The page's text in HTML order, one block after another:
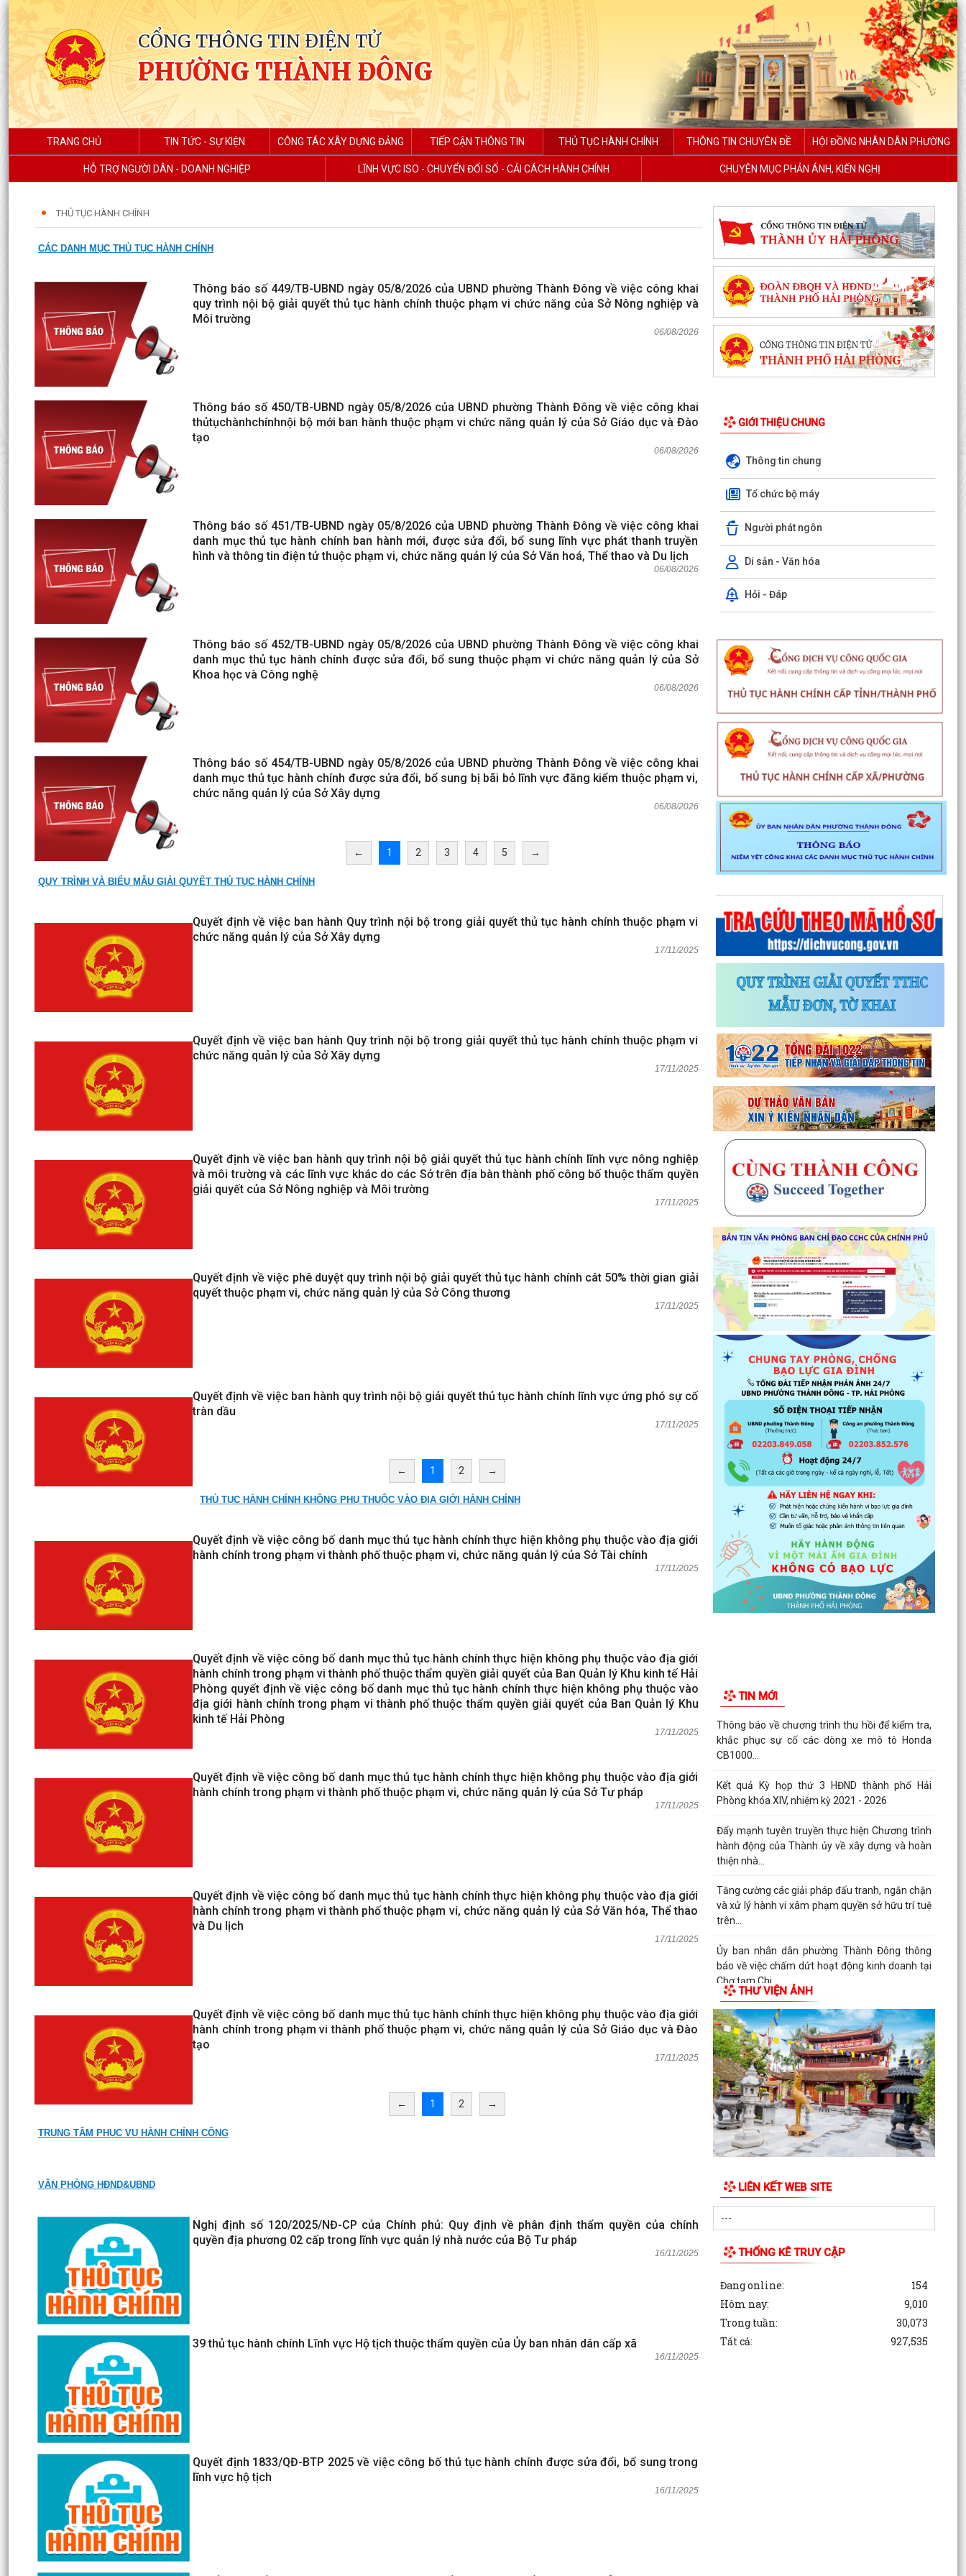
CỔNG THÔNG TIN ĐIỆN TỬ
PHƯỜNG THÀNH ĐÔNG
TRANG CHỦ TIN TỨC - SỰ KIỆN CÔNG TÁC XÂY DỰNG ĐẢNG TIẾP CẬN THÔNG TIN THỦ TỤC HÀNH CHÍNH THÔNG TIN CHUYÊN ĐỀ HỘI ĐỒNG NHÂN DÂN PHƯỜNG
HỖ TRỢ NGƯỜI DÂN - DOANH NGHIỆP LĨNH VỰC ISO - CHUYỂN ĐỔI SỐ - CẢI CÁCH HÀNH CHÍNH CHUYÊN MỤC PHẢN ÁNH, KIẾN NGHỊ
THỦ TỤC HÀNH CHÍNH
CÁC DANH MỤC THỦ TỤC HÀNH CHÍNH
Thông báo số 449/TB-UBND ngày 05/8/2026 của UBND phường Thành Đông về việc công khai
quy trình nội bộ giải quyết thủ tục hành chính thuộc phạm vi chức năng của Sở Nông nghiệp và
Môi trường
06/08/2026
Thông báo số 450/TB-UBND ngày 05/8/2026 của UBND phường Thành Đông về việc công khai
thủtụchànhchínhnội bộ mới ban hành thuộc phạm vi chức năng quản lý của Sở Giáo dục và Đào
tạo
06/08/2026
Thông báo số 451/TB-UBND ngày 05/8/2026 của UBND phường Thành Đông về việc công khai
danh mục thủ tục hành chính ban hành mới, được sửa đổi, bổ sung lĩnh vực phát thanh truyền
hình và thông tin điện tử thuộc phạm vi, chức năng quản lý của Sở Văn hoá, Thể thao và Du lịch
06/08/2026
Thông báo số 452/TB-UBND ngày 05/8/2026 của UBND phường Thành Đông về việc công khai
danh mục thủ tục hành chính được sửa đổi, bổ sung thuộc phạm vi chức năng quản lý của Sở
Khoa học và Công nghệ
06/08/2026
Thông báo số 454/TB-UBND ngày 05/8/2026 của UBND phường Thành Đông về việc công khai
danh mục thủ tục hành chính được sửa đổi, bổ sung bị bãi bỏ lĩnh vực đăng kiểm thuộc phạm vi,
chức năng quản lý của Sở Xây dựng
06/08/2026
← 1 2 3 4 5 →
QUY TRÌNH VÀ BIỂU MẪU GIẢI QUYẾT THỦ TỤC HÀNH CHÍNH
Quyết định về việc ban hành Quy trình nội bộ trong giải quyết thủ tục hành chính thuộc phạm vi
chức năng quản lý của Sở Xây dựng
17/11/2025
Quyết định về việc ban hành Quy trình nội bộ trong giải quyết thủ tục hành chính thuộc phạm vi
chức năng quản lý của Sở Xây dựng
17/11/2025
Quyết định về việc ban hành quy trình nội bộ giải quyết thủ tục hành chính lĩnh vực nông nghiệp
và môi trường và các lĩnh vực khác do các Sở trên địa bàn thành phố công bố thuộc thẩm quyền
giải quyết của Sở Nông nghiệp và Môi trường
17/11/2025
Quyết định về việc phê duyệt quy trình nội bộ giải quyết thủ tục hành chính cât 50% thời gian giải
quyết thuộc phạm vi, chức năng quản lý của Sở Công thương
17/11/2025
Quyết định về việc ban hành quy trình nội bộ giải quyết thủ tục hành chính lĩnh vực ứng phó sự cố
tràn dầu
17/11/2025
← 1 2 →
THỦ TỤC HÀNH CHÍNH KHÔNG PHỤ THUỘC VÀO ĐỊA GIỚI HÀNH CHÍNH
Quyết định về việc công bố danh mục thủ tục hành chính thực hiện không phụ thuộc vào địa giới
hành chính trong phạm vi thành phố thuộc phạm vi, chức năng quản lý của Sở Tài chính
17/11/2025
Quyết định về việc công bố danh mục thủ tục hành chính thực hiện không phụ thuộc vào địa giới
hành chính trong phạm vi thành phố thuộc thẩm quyền giải quyết của Ban Quản lý Khu kinh tế Hải
Phòng quyết định về việc công bố danh mục thủ tục hành chính thực hiện không phụ thuộc vào
địa giới hành chính trong phạm vi thành phố thuộc thẩm quyền giải quyết của Ban Quản lý Khu
kinh tế Hải Phòng
17/11/2025
Quyết định về việc công bố danh mục thủ tục hành chính thực hiện không phụ thuộc vào địa giới
hành chính trong phạm vi thành phố thuộc phạm vi, chức năng quản lý của Sở Tư pháp
17/11/2025
Quyết định về việc công bố danh mục thủ tục hành chính thực hiện không phụ thuộc vào địa giới
hành chính trong phạm vi thành phố thuộc phạm vi, chức năng quản lý của Sở Văn hóa, Thể thao
và Du lịch
17/11/2025
Quyết định về việc công bố danh mục thủ tục hành chính thực hiện không phụ thuộc vào địa giới
hành chính trong phạm vi thành phố thuộc phạm vi, chức năng quản lý của Sở Giáo dục và Đào
tạo
17/11/2025
← 1 2 →
TRUNG TÂM PHỤC VỤ HÀNH CHÍNH CÔNG
VĂN PHÒNG HĐND&UBND
Nghị định số 120/2025/NĐ-CP của Chính phủ: Quy định về phân định thẩm quyền của chính
quyền địa phương 02 cấp trong lĩnh vực quản lý nhà nước của Bộ Tư pháp
16/11/2025
39 thủ tục hành chính Lĩnh vực Hộ tịch thuộc thẩm quyền của Ủy ban nhân dân cấp xã
16/11/2025
Quyết định 1833/QĐ-BTP 2025 về việc công bố thủ tục hành chính được sửa đổi, bổ sung trong
lĩnh vực hộ tịch
16/11/2025
GIỚI THIỆU CHUNG
Thông tin chung
Tổ chức bộ máy
Người phát ngôn
Di sản - Văn hóa
Hỏi - Đáp
TIN MỚI
Thông báo về chương trình thu hồi để kiểm tra,
khắc phục sự cố các dòng xe mô tô Honda
CB1000...
Kết quả Kỳ họp thứ 3 HĐND thành phố Hải
Phòng khóa XIV, nhiệm kỳ 2021 - 2026
Đẩy mạnh tuyên truyền thực hiện Chương trình
hành động của Thành ủy về xây dựng và hoàn
thiện nhà...
Tăng cường các giải pháp đấu tranh, ngăn chặn
và xử lý hành vi xâm phạm quyền sở hữu trí tuệ
trên...
Ủy ban nhân dân phường Thành Đông thông
báo về việc chấm dứt hoạt động kinh doanh tại
Chợ tạm Chi...
Đảng ủy phường Thành Đông đẩy mạnh tuyên
truyền, thực hiện Nghị quyết số 27-NQ/TW về
xây dựng và...
THƯ VIỆN ẢNH
LIÊN KẾT WEB SITE
THỐNG KÊ TRUY CẬP
Đang online:
154
Hôm nay:
9,010
Trong tuần:
30,073
Tất cả:
927,535